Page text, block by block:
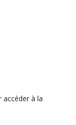
accéder à la